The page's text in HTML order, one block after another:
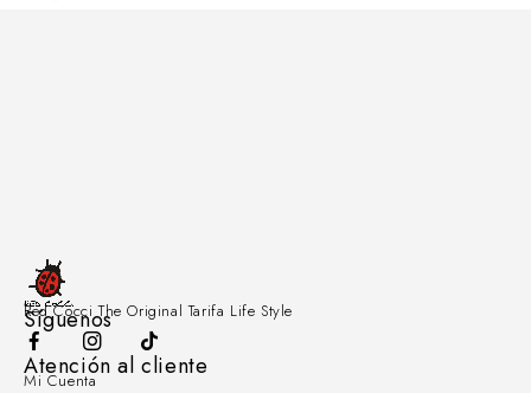
Red Cocci The Original Tarifa Life Style
Síguenos
Atención al cliente
Mi Cuenta